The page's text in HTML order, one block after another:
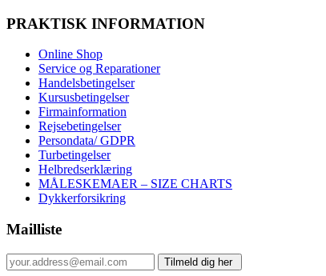
PRAKTISK INFORMATION
Online Shop
Service og Reparationer
Handelsbetingelser
Kursusbetingelser
Firmainformation
Rejsebetingelser
Persondata/ GDPR
Turbetingelser
Helbredserklæring
MÅLESKEMAER – SIZE CHARTS
Dykkerforsikring
Mailliste